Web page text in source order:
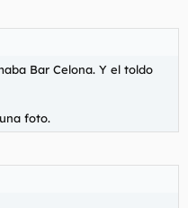
Bar Celona. Y el toldo
foto.